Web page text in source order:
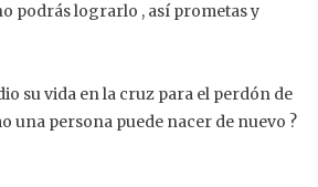
podrás lograrlo , así prometas y
su vida en la cruz para el perdón de
una persona puede nacer de nuevo ?